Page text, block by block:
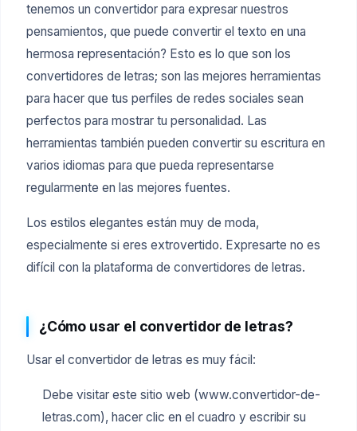
tenemos un convertidor para expresar nuestros
pensamientos, que puede convertir el texto en una
hermosa representación? Esto es lo que son los
convertidores de letras; son las mejores herramientas
para hacer que tus perfiles de redes sociales sean
perfectos para mostrar tu personalidad. Las
herramientas también pueden convertir su escritura en
varios idiomas para que pueda representarse
regularmente en las mejores fuentes.
Los estilos elegantes están muy de moda,
especialmente si eres extrovertido. Expresarte no es
difícil con la plataforma de convertidores de letras.
¿Cómo usar el convertidor de letras?
Usar el convertidor de letras es muy fácil:
Debe visitar este sitio web (www.convertidor-de-
letras.com), hacer clic en el cuadro y escribir su